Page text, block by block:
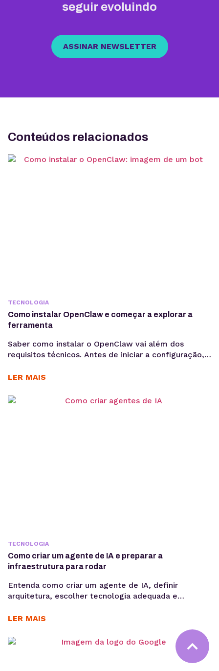
seguir evoluindo
ASSINAR NEWSLETTER
Conteúdos relacionados
TECNOLOGIA
Como instalar OpenClaw e começar a explorar a
ferramenta
Saber como instalar o OpenClaw vai além dos
requisitos técnicos. Antes de iniciar a configuração,
casos de uso e como a ferramenta pode contribuir
OpenClaw centraliza a criação e operação de
LER MAIS
TECNOLOGIA
Como criar um agente de IA e preparar a
infraestrutura para rodar
Entenda como criar um agente de IA, definir
arquitetura, escolher tecnologia adequada e
considerando integrações, observabilidade, custos
operacionais e escalabilidade. Criar um agente de IA
vai além de escolher um modelo de linguagem ou
escrever prompts. Em produção, fatores como
LER MAIS